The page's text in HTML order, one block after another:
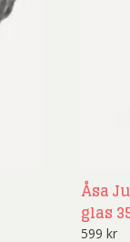
Åsa
glas
599 kr